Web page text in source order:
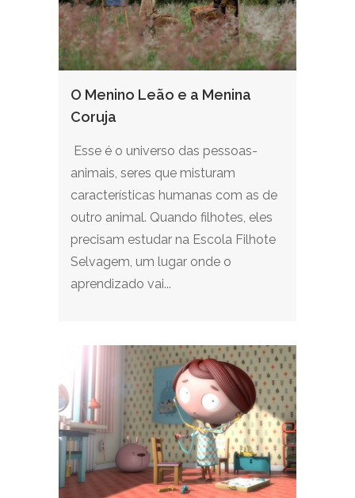
O Menino Leão e a Menina
Coruja
Esse é o universo das pessoas-
animais, seres que misturam
características humanas com as de
outro animal. Quando filhotes, eles
precisam estudar na Escola Filhote
Selvagem, um lugar onde o
aprendizado vai...